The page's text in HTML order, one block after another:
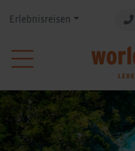
Erlebnisreisen